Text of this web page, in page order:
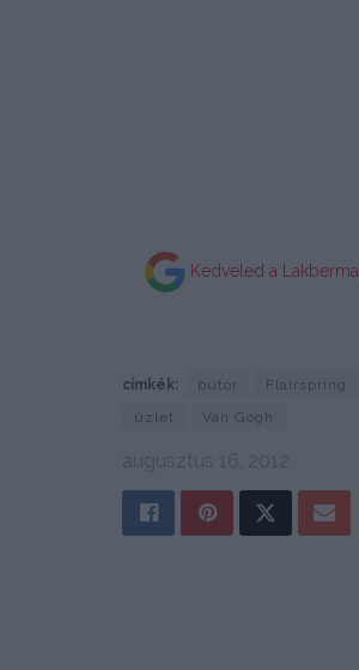
Kedveled a
címkék: bútor Flairspring
üzlet
Van Gogh
augusztus 16, 2012